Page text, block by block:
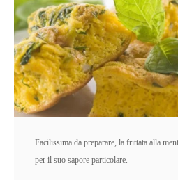
Facilissima da preparare, la frittata alla
per il suo sapore particolare.